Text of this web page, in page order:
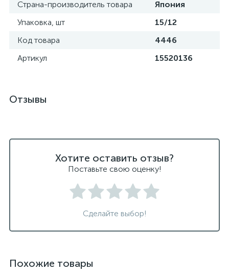
Страна-производитель товара
Япония
Упаковка, шт
15/12
Код товара
4446
Артикул
15520136
Отзывы
Хотите оставить отзыв?
Поставьте свою оценку!
Сделайте выбор!
Похожие товары